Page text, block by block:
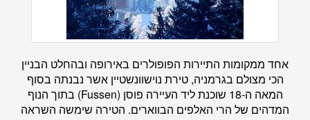
אחד ממקומות התיירות הפופולרים באירופה ובהחלט הבניין
הכי מצולם בגרמניה, טירת נוישוונשטיין אשר נבנתה בסוף
המאה ה-18 שוכנת ליד העיירה פוסן (Fussen) בתוך הנוף
המדהים של הרי האלפים הבווארים. הטירה שימשה השראה